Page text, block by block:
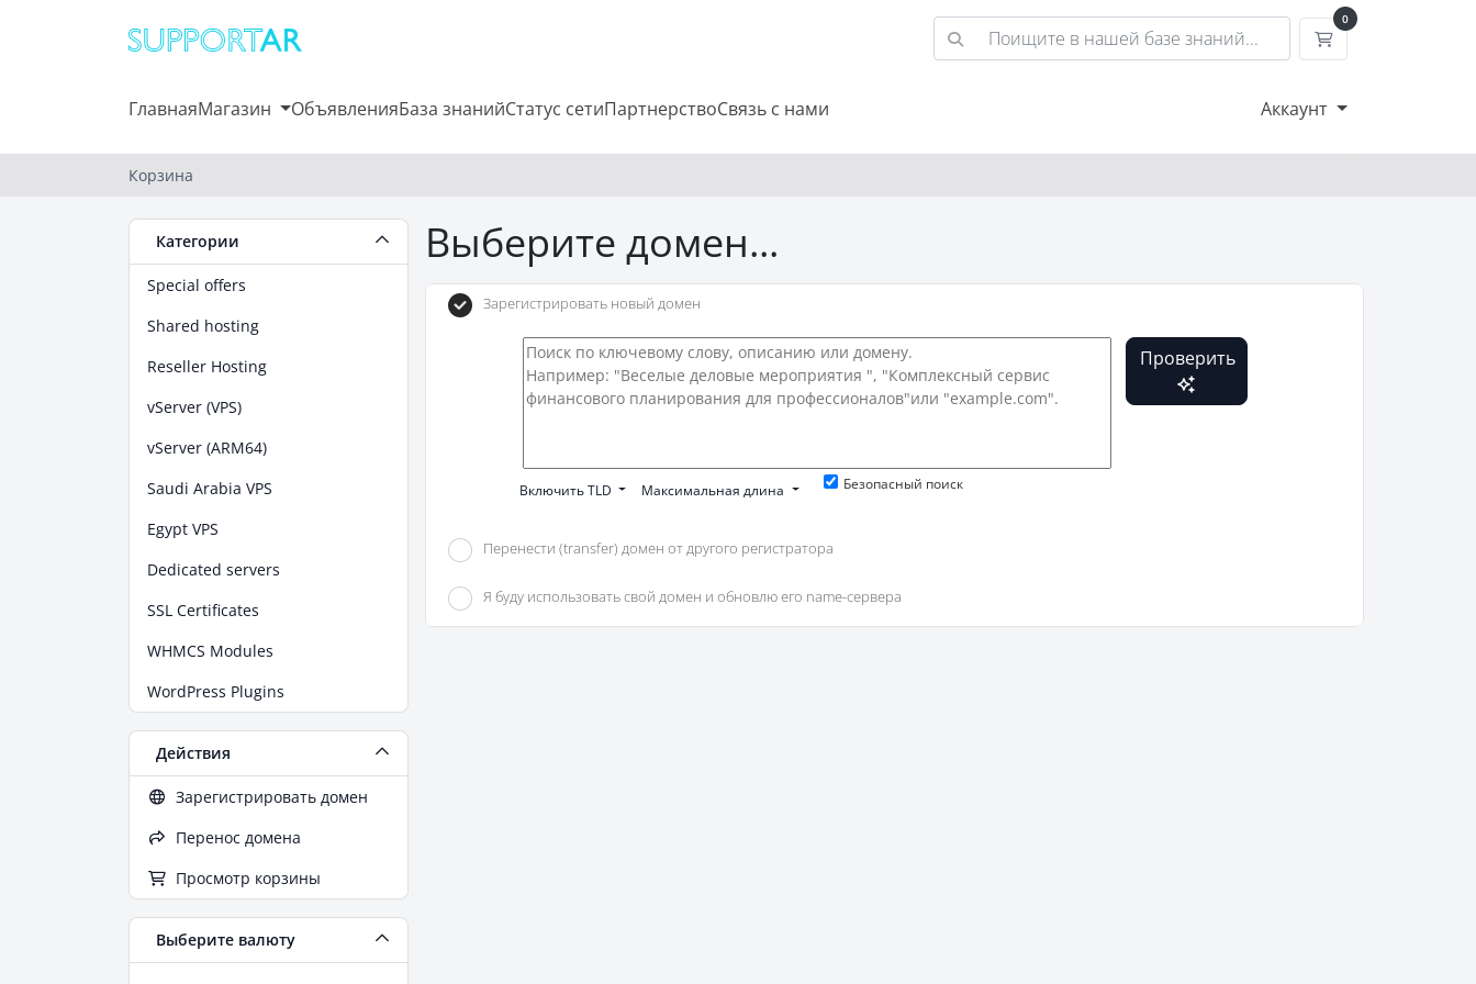
0
Корзина
ГлавнаяМагазин ОбъявленияБаза знанийСтатус сетиПартнерствоСвязь с нами Аккаунт
Корзина
Категории
Special offers
Shared hosting
Reseller Hosting
vServer (VPS)
vServer (ARM64)
Saudi Arabia VPS
Egypt VPS
Dedicated servers
SSL Certificates
WHMCS Modules
WordPress Plugins
Действия
Зарегистрировать домен
Перенос домена
Просмотр корзины
Выберите валюту
Выберите домен...
Зарегистрировать новый домен
Проверить
Включить TLD Максимальная длина Безопасный поиск
Перенести (transfer) домен от другого регистратора
Я буду использовать свой домен и обновлю его name-сервера